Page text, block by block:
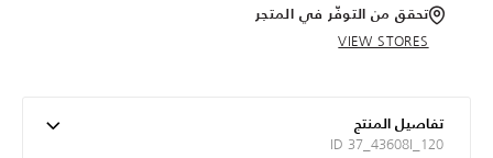
تحقق من التوفّر في المتجر
VIEW STORES
تفاصيل المنتج
ID 37_43608I_120